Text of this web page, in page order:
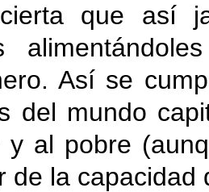
que así
Así se
del mundo
y al pobre
de la